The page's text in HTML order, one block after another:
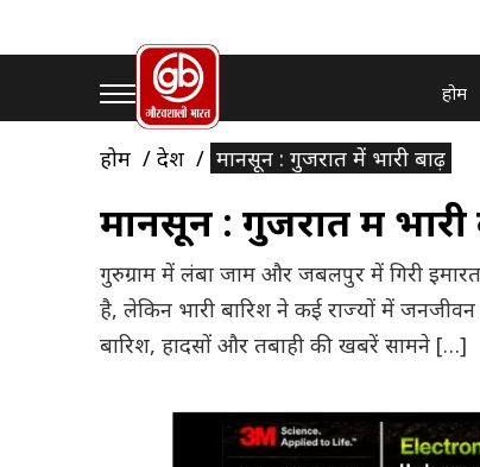
होम
होम देश मानसून : गुजरात में भारी बाढ़
मानसून : गुजरात में भारी
गुरुग्राम में लंबा जाम और जबलपुर में गिरी
है, लेकिन भारी बारिश ने कई राज्यों में
बारिश, हादसों और तबाही की खबरें सामने […]